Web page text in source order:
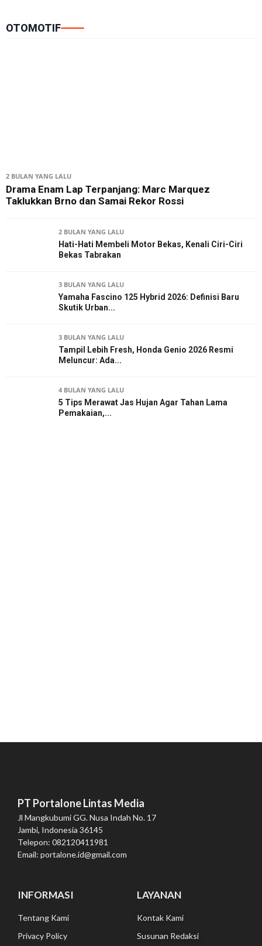
OTOMOTIF
2 BULAN YANG LALU
Drama Enam Lap Terpanjang: Marc Marquez
Taklukkan Brno dan Samai Rekor Rossi
2 BULAN YANG LALU
Hati-Hati Membeli Motor Bekas, Kenali Ciri-Ciri
Bekas Tabrakan
3 BULAN YANG LALU
Yamaha Fascino 125 Hybrid 2026: Definisi Baru
Skutik Urban...
3 BULAN YANG LALU
Tampil Lebih Fresh, Honda Genio 2026 Resmi
Meluncur: Ada...
4 BULAN YANG LALU
5 Tips Merawat Jas Hujan Agar Tahan Lama
Pemakaian,...
PT Portalone Lintas Media
Jl Mangkubumi GG. Nusa Indah No. 17
Jambi, Indonesia 36145
Telepon: 082120411981
Email: portalone.id@gmail.com
INFORMASI
Tentang Kami
Privacy Policy
LAYANAN
Kontak Kami
Susunan Redaksi